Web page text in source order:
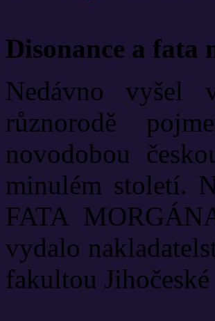
Disonance a fata
Nedávno vyšel
různorodě
novodobou
minulém století.
FATA
vydalo
fakultou